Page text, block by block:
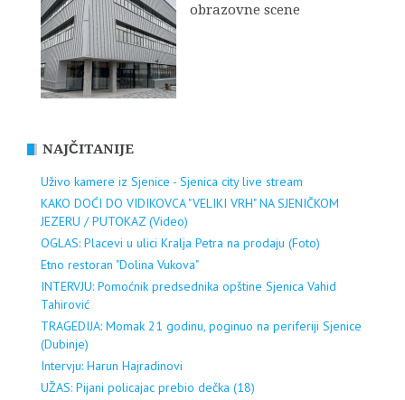
obrazovne scene
NAJČITANIJE
Uživo kamere iz Sjenice - Sjenica city live stream
KAKO DOĆI DO VIDIKOVCA "VELIKI VRH" NA SJENIČKOM
JEZERU / PUTOKAZ (Video)
OGLAS: Placevi u ulici Kralja Petra na prodaju (Foto)
Etno restoran "Dolina Vukova"
INTERVJU: Pomoćnik predsednika opštine Sjenica Vahid
Tahirović
TRAGEDIJA: Momak 21 godinu, poginuo na periferiji Sjenice
(Dubinje)
Intervju: Harun Hajradinovi
UŽAS: Pijani policajac prebio dečka (18)